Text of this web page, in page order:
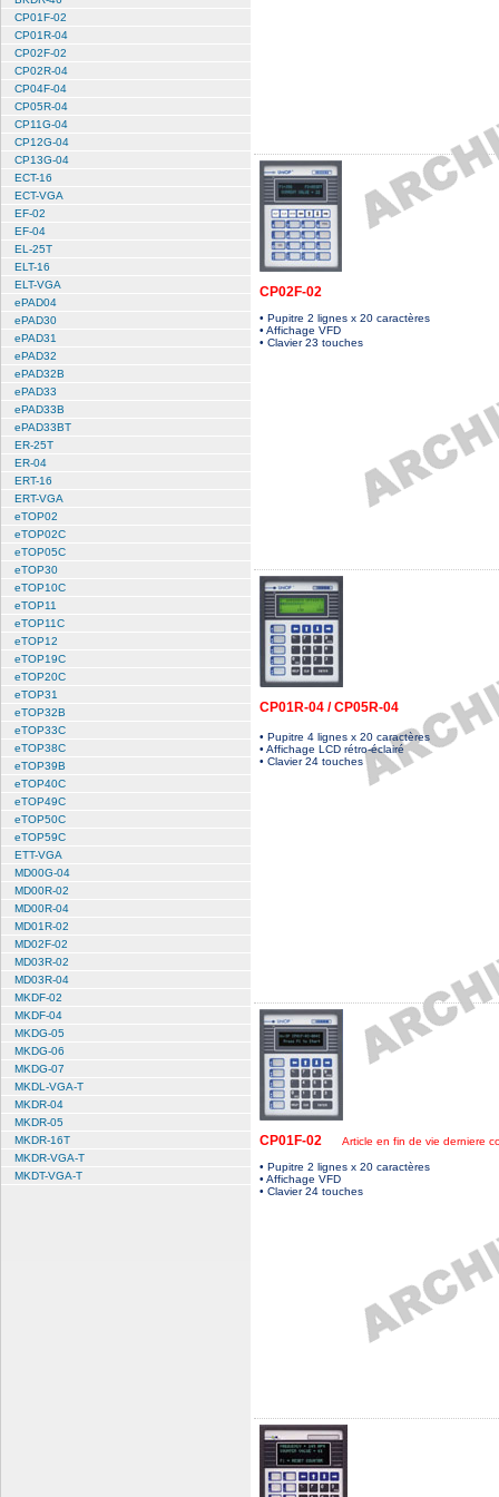
CP01F-02
CP01R-04
CP02F-02
CP02R-04
CP04F-04
CP05R-04
CP11G-04
CP12G-04
CP13G-04
ECT-16
ECT-VGA
EF-02
EF-04
EL-25T
ELT-16
ELT-VGA
ePAD04
ePAD30
ePAD31
ePAD32
ePAD32B
ePAD33
ePAD33B
ePAD33BT
ER-25T
ER-04
ERT-16
ERT-VGA
eTOP02
eTOP02C
eTOP05C
eTOP30
eTOP10C
eTOP11
eTOP11C
eTOP12
eTOP19C
eTOP20C
eTOP31
eTOP32B
eTOP33C
eTOP38C
eTOP39B
eTOP40C
eTOP49C
eTOP50C
eTOP59C
ETT-VGA
MD00G-04
MD00R-02
MD00R-04
MD01R-02
MD02F-02
MD03R-02
MD03R-04
MKDF-02
MKDF-04
MKDG-05
MKDG-06
MKDG-07
MKDL-VGA-T
MKDR-04
MKDR-05
MKDR-16T
MKDR-VGA-T
MKDT-VGA-T
CP02F-02
• Pupitre 2 lignes x 20 caractères
• Affichage VFD
• Clavier 23 touches
CP01R-04 / CP05R-04
• Pupitre 4 lignes x 20 caractères
• Affichage LCD rétro-éclairé
• Clavier 24 touches
CP01F-02 Article en fin de vie derniere
• Pupitre 2 lignes x 20 caractères
• Affichage VFD
• Clavier 24 touches